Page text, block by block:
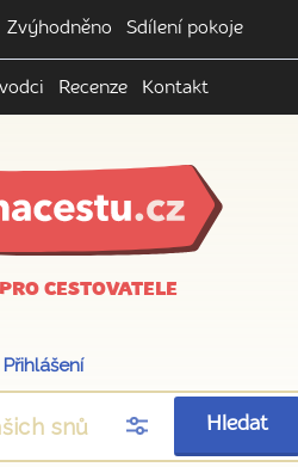
Zvýhodněno Sdílení pokoje
Recenze Kontakt
CESTOVATELE
Přihlášení
Hledat